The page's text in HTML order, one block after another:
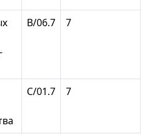
В/06.7 7
С/01.7 7